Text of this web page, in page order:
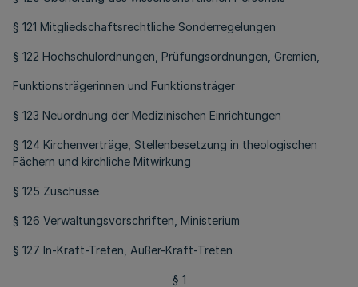
§ 121 Mitgliedschaftsrechtliche Sonderregelungen
§ 122 Hochschulordnungen, Prüfungsordnungen, Gremien,
Funktionsträgerinnen und Funktionsträger
§ 123 Neuordnung der Medizinischen Einrichtungen
§ 124 Kirchenverträge, Stellenbesetzung in theologischen
Fächern und kirchliche Mitwirkung
§ 125 Zuschüsse
§ 126 Verwaltungsvorschriften, Ministerium
§ 127 In-Kraft-Treten, Außer-Kraft-Treten
§ 1